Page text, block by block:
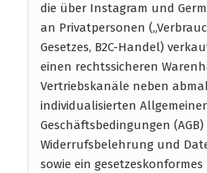
die über Instagram und
an Privatpersonen
Gesetzes, B2C-Handel)
einen rechtssicheren
Vertriebskanäle neben
individualisierten
Geschäftsbedingungen
Widerrufsbelehrung und
sowie ein gesetzeskonformes